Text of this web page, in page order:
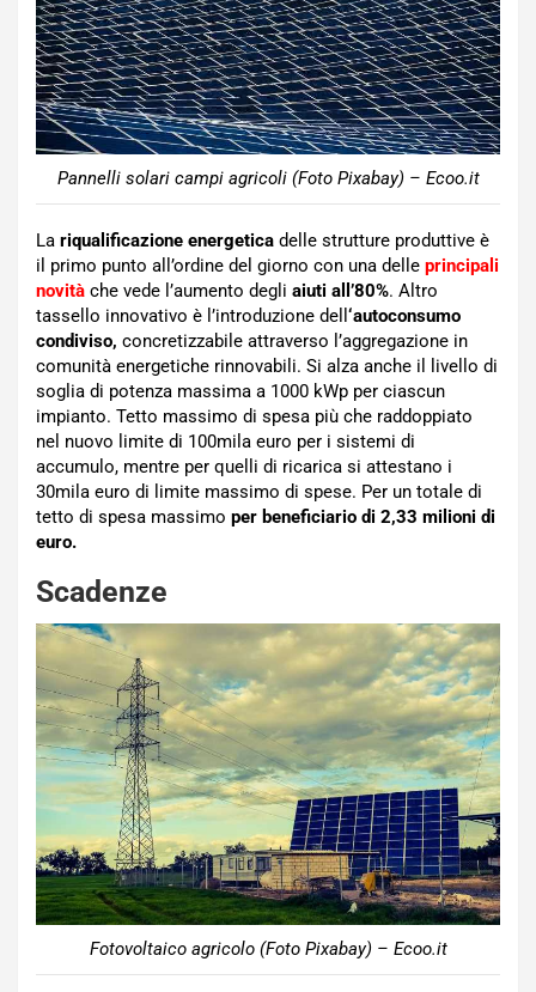
Pannelli solari campi agricoli (Foto Pixabay) – Ecoo.it
La riqualificazione energetica delle strutture produttive è
il primo punto all’ordine del giorno con una delle principali
novità che vede l’aumento degli aiuti all’80%. Altro
tassello innovativo è l’introduzione dell ‘autoconsumo
condiviso, concretizzabile attraverso l’aggregazione in
comunità energetiche rinnovabili. Si alza anche il livello di
soglia di potenza massima a 1000 kWp per ciascun
impianto. Tetto massimo di spesa più che raddoppiato
nel nuovo limite di 100mila euro per i sistemi di
accumulo, mentre per quelli di ricarica si attestano i
30mila euro di limite massimo di spese. Per un totale di
tetto di spesa massimo per beneficiario di 2,33 milioni di
euro.
Scadenze
Fotovoltaico agricolo (Foto Pixabay) – Ecoo.it